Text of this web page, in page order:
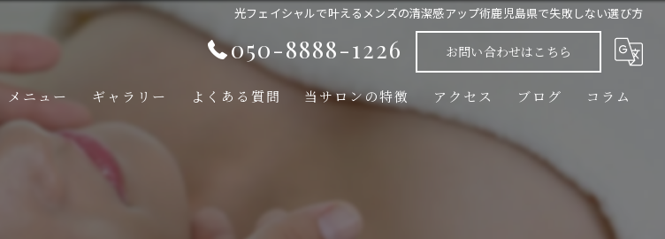
光フェイシャルで叶えるメンズの清潔感アップ術鹿児島県で失敗しない選び方
050-8888-1226 お問い合わせはこちら
メニュー ギャラリー よくある質問 当サロンの特徴
ヒト幹細胞エクソソーム化粧品/フェムケア商品
アクセス ブログ コラム